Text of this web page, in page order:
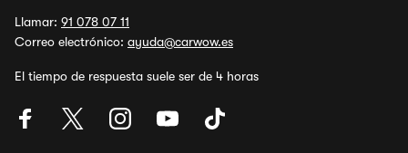
Llamar: 91 078 07 11
Correo electrónico: ayuda@carwow.es
El tiempo de respuesta suele ser de 4 horas